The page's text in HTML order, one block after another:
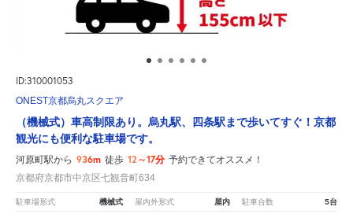
ID:310001053
ONEST京都烏丸スクエア
（機械式）車高制限あり。烏丸駅、四条駅まで歩いてすぐ！京都
観光にも便利な駐車場です。
河原町駅から 936m 徒歩 12～17分 予約できてオススメ！
京都府京都市中京区七観音町634
駐車場形式 機械式 屋内外形式 屋内 駐車台数 5台